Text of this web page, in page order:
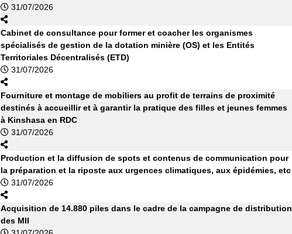
31/07/2026
Cabinet de consultance pour former et coacher les organismes
spécialisés de gestion de la dotation minière (OS) et les Entités
Territoriales Décentralisés (ETD)
31/07/2026
Fourniture et montage de mobiliers au profit de terrains de proximité
destinés à accueillir et à garantir la pratique des filles et jeunes femmes
à Kinshasa en RDC
31/07/2026
Production et la diffusion de spots et contenus de communication pour
la préparation et la riposte aux urgences climatiques, aux épidémies, etc
31/07/2026
Acquisition de 14.880 piles dans le cadre de la campagne de distribution
des MII